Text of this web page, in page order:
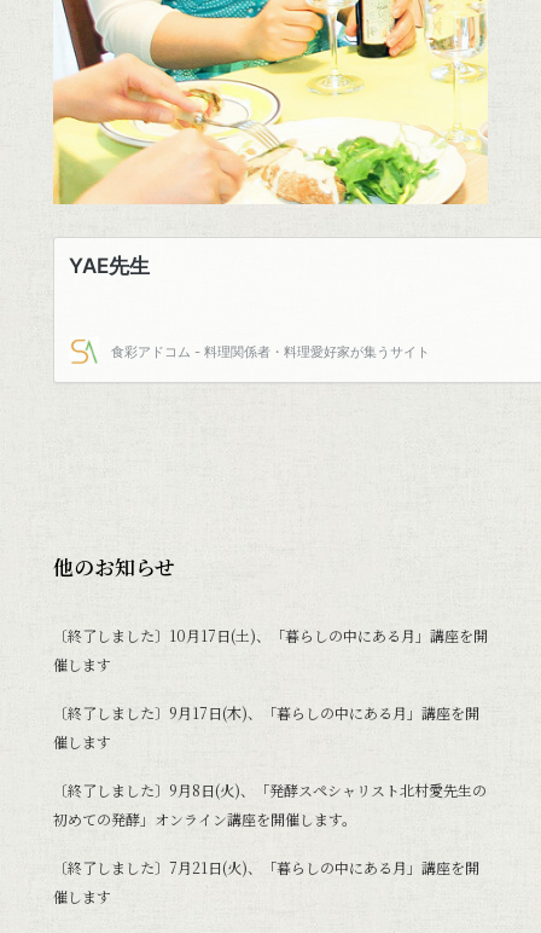
他のお知らせ
〔終了しました〕10月17日(土)、「暮らしの中にある月」講座を開
催します
〔終了しました〕9月17日(木)、「暮らしの中にある月」講座を開
催します
〔終了しました〕9月8日(火)、「発酵スペシャリスト北村愛先生の
初めての発酵」オンライン講座を開催します。
〔終了しました〕7月21日(火)、「暮らしの中にある月」講座を開
催します